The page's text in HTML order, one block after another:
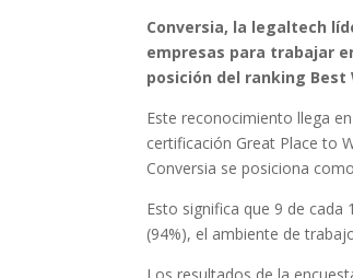
Conversia, la legaltech
empresas para trabajar
posición del ranking Best
Este reconocimiento llega
certificación Great Place to
Conversia se posiciona
Esto significa que 9 de
(94%), el ambiente de